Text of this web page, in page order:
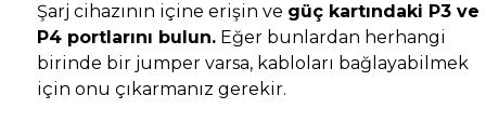
Şarj cihazının içine erişin ve güç kartındaki P3 ve
P4 portlarını bulun. Eğer bunlardan herhangi
birinde bir jumper varsa, kabloları bağlayabilmek
için onu çıkarmanız gerekir.